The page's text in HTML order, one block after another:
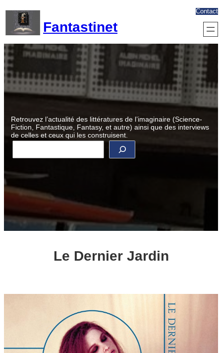
contenu
Fantastinet
Contact
Retrouvez l’actualité des littératures de l’imaginaire (Science-
Fiction, Fantastique, Fantasy, et autre) ainsi que des interviews
de celles et ceux qui les construisent.
R
c
e
c
Le Dernier Jardin